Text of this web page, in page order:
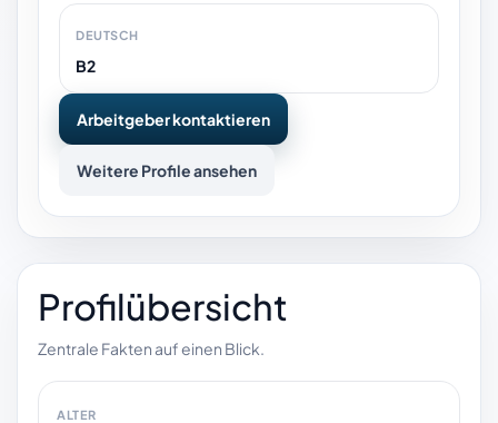
DEUTSCH
B2
Arbeitgeber kontaktieren
Weitere Profile ansehen
Profilübersicht
Zentrale Fakten auf einen Blick.
ALTER